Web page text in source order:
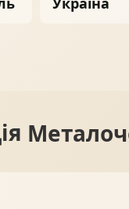
з полікарбонату